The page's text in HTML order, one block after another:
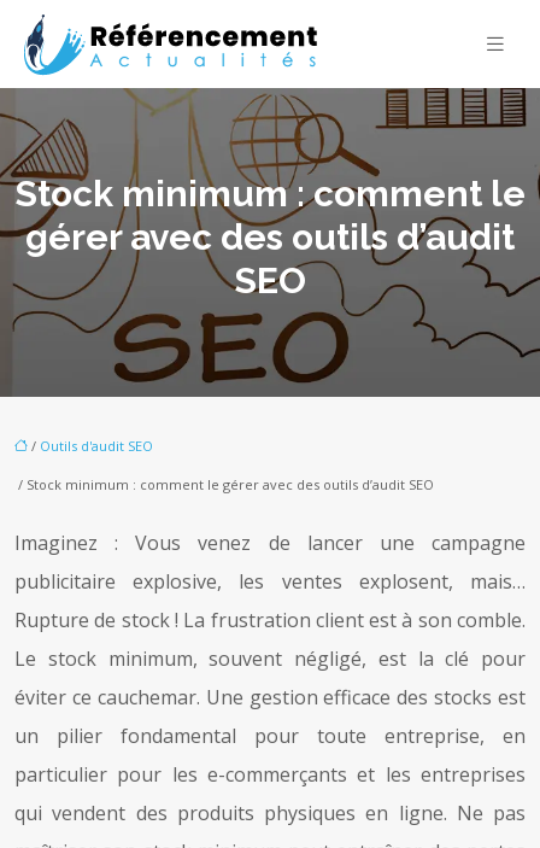
Stock minimum : comment le
gérer avec des outils d’audit
SEO
/ Outils d'audit SEO
/ Stock minimum : comment le gérer avec des outils d’audit SEO
Imaginez : Vous venez de lancer une campagne
publicitaire explosive, les ventes explosent, mais…
Rupture de stock ! La frustration client est à son comble.
Le stock minimum, souvent négligé, est la clé pour
éviter ce cauchemar. Une gestion efficace des stocks est
un pilier fondamental pour toute entreprise, en
particulier pour les e-commerçants et les entreprises
qui vendent des produits physiques en ligne. Ne pas